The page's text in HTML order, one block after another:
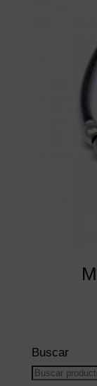
Buscar
Buscar